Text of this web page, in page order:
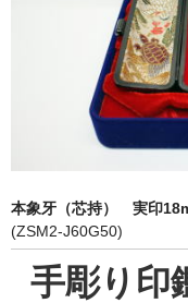
印鑑の書体
象牙印鑑の種類
お客様の声
ご利用案内
本象牙（芯持） 実印
(ZSM2-J60G50)
手彫り印